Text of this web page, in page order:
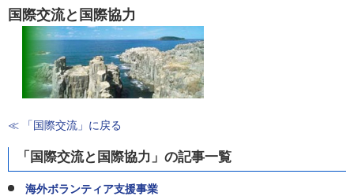
国際交流と国際協力
≪ 「国際交流」に戻る
「国際交流と国際協力」の記事一覧
海外ボランティア支援事業